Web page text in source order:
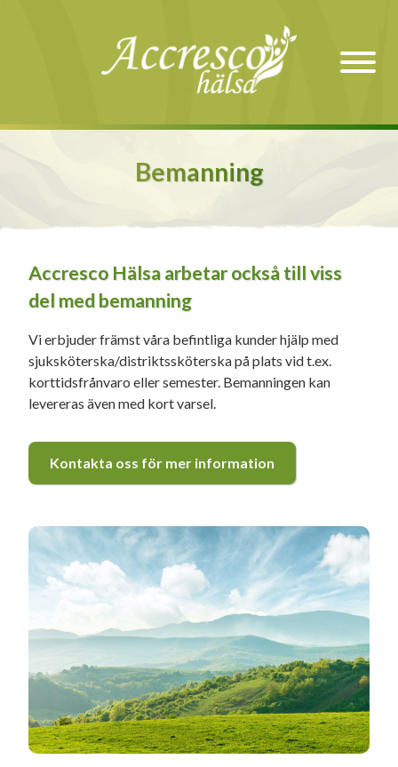
Bemanning
Accresco Hälsa arbetar också till viss
del med bemanning
Vi erbjuder främst våra befintliga kunder hjälp med
sjuksköterska/distriktssköterska på plats vid t.ex.
korttidsfrånvaro eller semester. Bemanningen kan
levereras även med kort varsel.
Kontakta oss för mer information